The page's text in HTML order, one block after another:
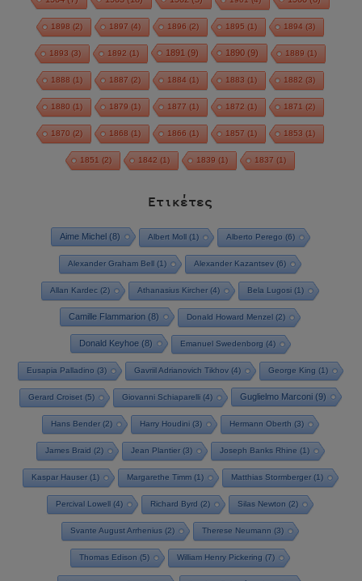
1898 (2) 1897 (4) 1896 (2) 1895 (1) 1894 (3)
1893 (3) 1892 (1) 1891 (9) 1890 (9) 1889 (1)
1888 (1) 1887 (2) 1884 (1) 1883 (1) 1882 (3)
1880 (1) 1879 (1) 1877 (1) 1872 (1) 1871 (2)
1870 (2) 1868 (1) 1866 (1) 1857 (1) 1853 (1)
1851 (2) 1842 (1) 1839 (1) 1837 (1)
Ετικέτες
Aime Michel(8) Albert Moll(1) Alberto Perego (6)
Alexander Graham Bell (1) Alexander Kazantsev (6)
Allan Kardec (2) Athanasius Kircher (4) Bela Lugosi (1)
Camille Flammarion (8) Donald Howard Menzel (2)
Donald Keyhoe(8) Emanuel Swedenborg (4)
Eusapia Palladino (3) Gavriil Adrianovich Tikhov(4) George King (1)
Gerard Croiset(5) Giovanni Schiaparelli(4) Guglielmo Marconi(9)
Hans Bender(2) Harry Houdini(3) Hermann Oberth (3)
James Braid (2) Jean Plantier(3) Joseph Banks Rhine (1)
Kaspar Hauser(1) Margarethe Timm(1) Matthias Stormberger(1)
Percival Lowell (4) Richard Byrd (2) Silas Newton (2)
Svante August Arrhenius (2) Therese Neumann (3)
Thomas Edison (5) William Henry Pickering (7)